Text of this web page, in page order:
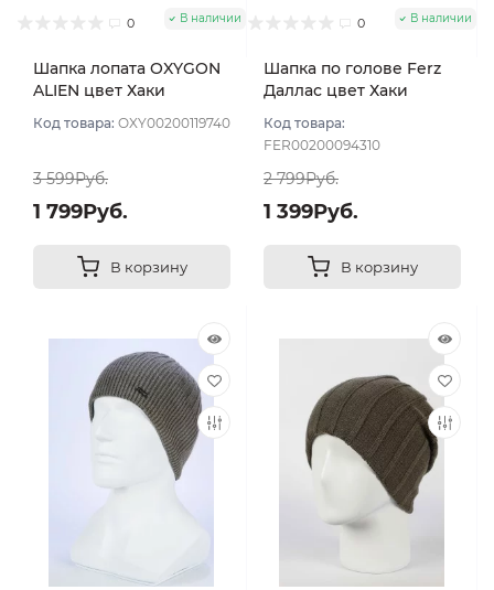
0 В наличии
Шапка лопата OXYGON
ALIEN цвет Хаки
Код товара: OXY00200119740
3 599Руб.
1 799Руб.
В корзину
0 В наличии
Шапка по голове Ferz
Даллас цвет Хаки
Код товара:
FER00200094310
2 799Руб.
1 399Руб.
В корзину